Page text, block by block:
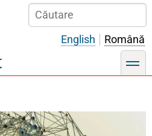
Căutare
English Română
toggle